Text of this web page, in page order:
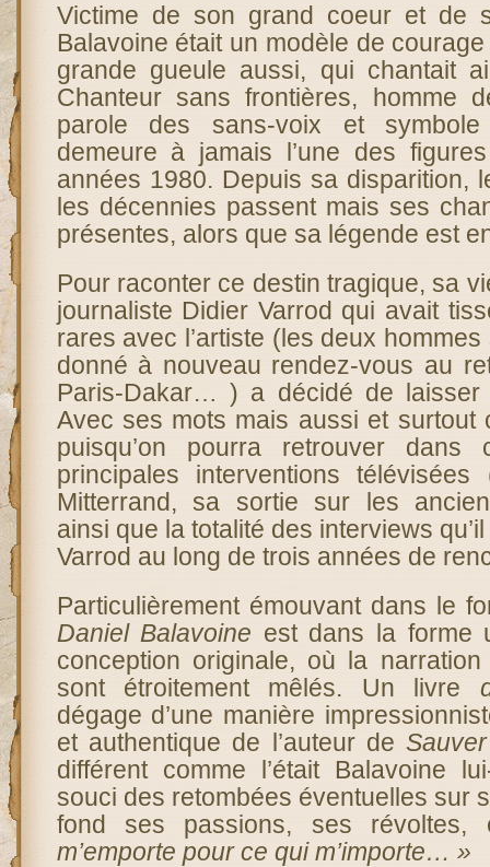
Victime de son grand coeur et de
Balavoine était un modèle de courage
grande gueule aussi, qui chantait
Chanteur sans frontières, homme
parole des sans-voix et
demeure à jamais l’une des
années 1980. Depuis sa disparition,
les décennies passent mais ses
présentes, alors que sa légende est
Pour raconter ce destin tragique, sa
journaliste Didier Varrod qui avait
rares avec l’artiste (les deux hommes
donné à nouveau rendez-vous au
Paris-Dakar… ) a décidé de
Avec ses mots mais aussi et surtout
puisqu’on pourra retrouver dans
principales interventions
Mitterrand, sa sortie sur les
ainsi que la totalité des interviews
Varrod au long de trois années de
Particulièrement émouvant dans le
Daniel Balavoine est dans la forme
conception originale, où la
sont étroitement mêlés. Un livre
dégage d’une manière
et authentique de l’auteur de
différent comme l’était Balavoine
souci des retombées éventuelles sur
fond ses passions, ses
m’emporte pour ce qui m’importe… »